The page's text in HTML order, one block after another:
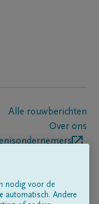
Alle rouwberichten
Over ons
nodig voor de
automatisch. Andere